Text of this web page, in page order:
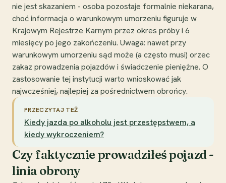
nie jest skazaniem - osoba pozostaje formalnie niekarana,
choć informacja o warunkowym umorzeniu figuruje w
Krajowym Rejestrze Karnym przez okres próby i 6
miesięcy po jego zakończeniu. Uwaga: nawet przy
warunkowym umorzeniu sąd może (a często musi) orzec
zakaz prowadzenia pojazdów i świadczenie pieniężne. O
zastosowanie tej instytucji warto wnioskować jak
najwcześniej, najlepiej za pośrednictwem obrońcy.
PRZECZYTAJ TEŻ
Kiedy jazda po alkoholu jest przestępstwem, a
kiedy wykroczeniem?
Czy faktycznie prowadziłeś pojazd -
linia obrony